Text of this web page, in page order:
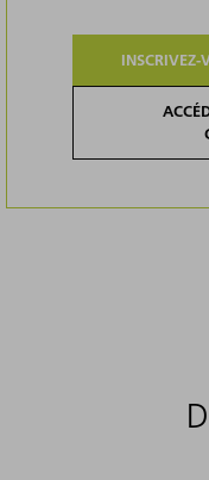
INSCRIVEZ-